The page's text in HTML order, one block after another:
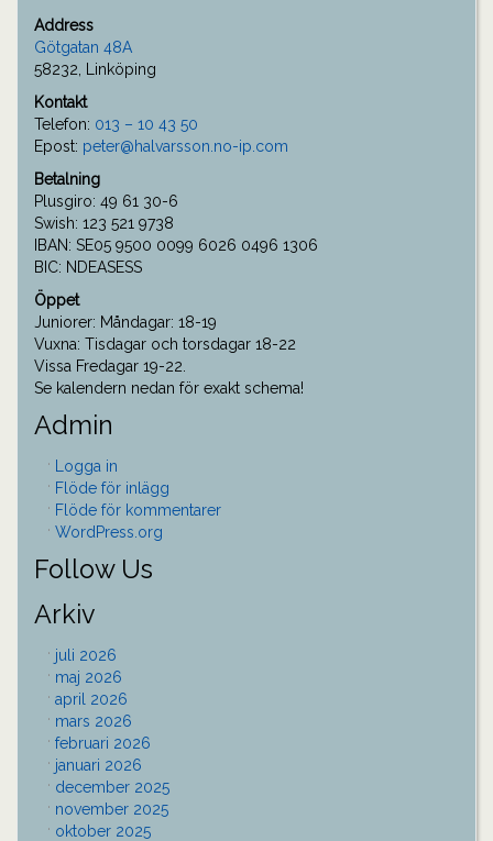
Address
Götgatan 48A
58232, Linköping
Kontakt
Telefon: 013 – 10 43 50
Epost: peter@halvarsson.no-ip.com
Betalning
Plusgiro: 49 61 30-6
Swish: 123 521 9738
IBAN: SE05 9500 0099 6026 0496 1306
BIC: NDEASESS
Öppet
Juniorer: Måndagar: 18-19
Vuxna: Tisdagar och torsdagar 18-22
Vissa Fredagar 19-22.
Se kalendern nedan för exakt schema!
Admin
Logga in
Flöde för inlägg
Flöde för kommentarer
WordPress.org
Follow Us
Arkiv
juli 2026
maj 2026
april 2026
mars 2026
februari 2026
januari 2026
december 2025
november 2025
oktober 2025